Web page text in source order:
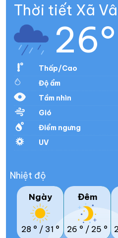
Thời tiết Xã
26°
Thấp/Cao
Độ ẩm
Tầm nhìn
Gió
Điểm ngưng
UV
Nhiệt độ
Ngày
28 ° / 31 °
Đêm
26 ° / 25 °